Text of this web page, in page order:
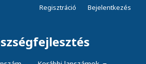
Regisztráció Bejelentkezés